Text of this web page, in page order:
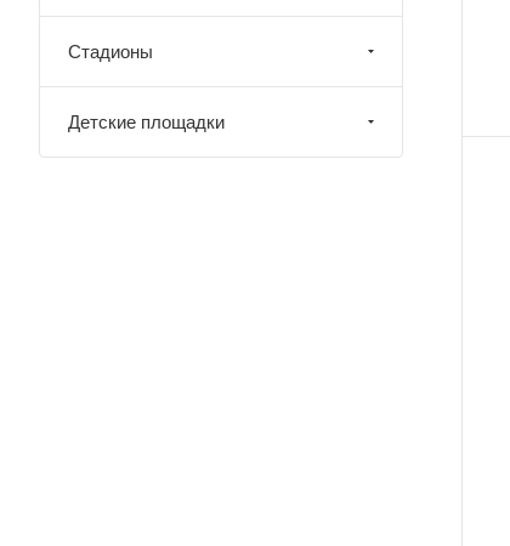
Стадионы
Детские площадки